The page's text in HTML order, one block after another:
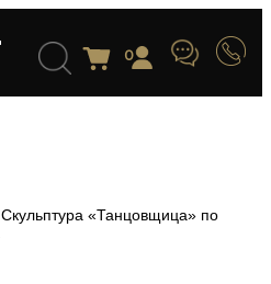
0
Скульптура «Танцовщица» по